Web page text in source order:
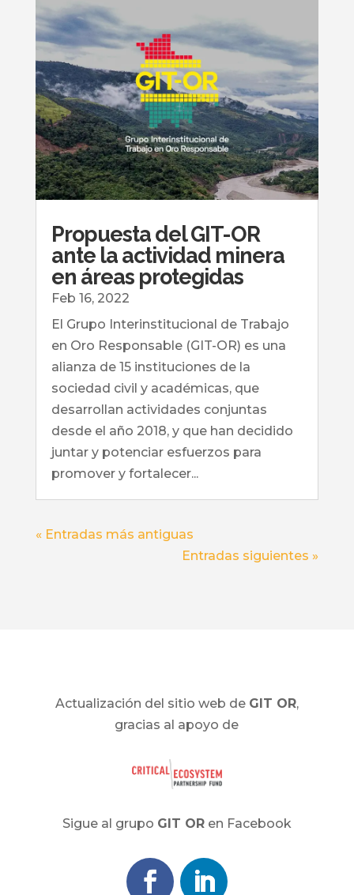
Propuesta del GIT-OR
ante la actividad minera
en áreas protegidas
Feb 16, 2022
El Grupo Interinstitucional de Trabajo
en Oro Responsable (GIT-OR) es una
alianza de 15 instituciones de la
sociedad civil y académicas, que
desarrollan actividades conjuntas
desde el año 2018, y que han decidido
juntar y potenciar esfuerzos para
promover y fortalecer...
« Entradas más antiguas
Entradas siguientes »
Actualización del sitio web de GIT OR,
gracias al apoyo de
Sigue al grupo GIT ORen Facebook